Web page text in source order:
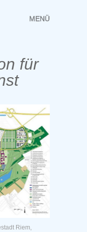
MENÜ
für
Riem,